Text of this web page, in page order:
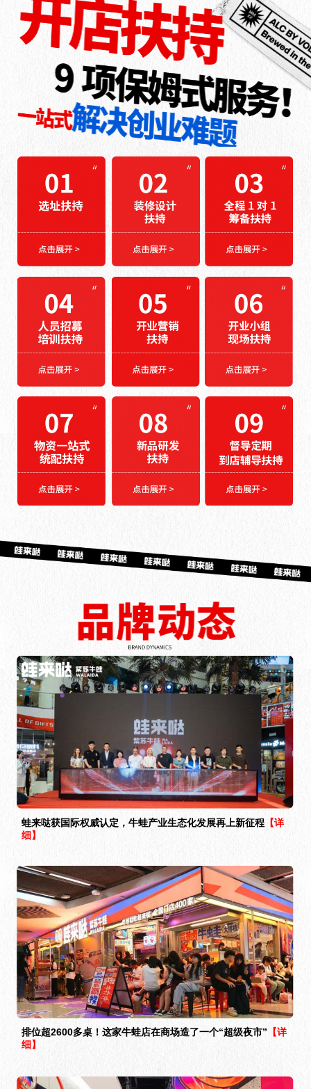
蛙来哒获国际权威认定，牛蛙产业生态化发展再上新征程 【详
细】
排位超2600多桌！这家牛蛙店在商场造了一个“超级夜市” 【详
细】